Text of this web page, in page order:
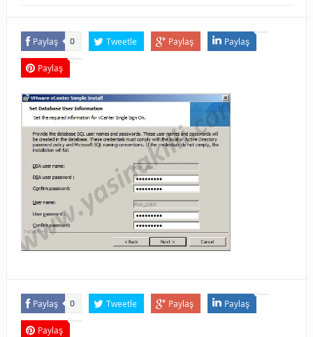
Paylaş 0 Tweetle Paylaş Paylaş
Paylaş
Paylaş 0 Tweetle Paylaş Paylaş
Paylaş